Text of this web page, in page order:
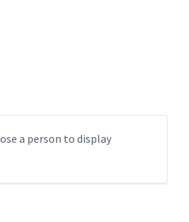
a person to display